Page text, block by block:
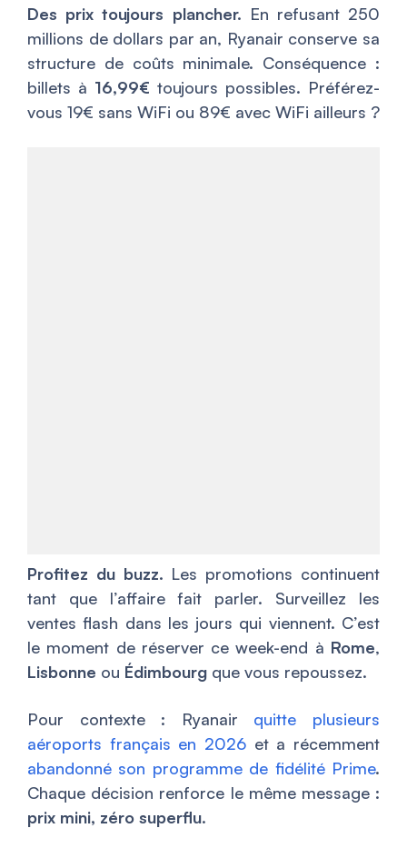
Des prix toujours plancher. En refusant 250
millions de dollars par an, Ryanair conserve sa
structure de coûts minimale. Conséquence :
billets à 16,99€ toujours possibles. Préférez-
vous 19€ sans WiFi ou 89€ avec WiFi ailleurs ?
Profitez du buzz. Les promotions continuent
tant que l’affaire fait parler. Surveillez les
ventes flash dans les jours qui viennent. C’est
le moment de réserver ce week-end à Rome,
Lisbonne ou Édimbourg que vous repoussez.
Pour contexte : Ryanair quitte plusieurs
aéroports français en 2026 et a récemment
abandonné son programme de fidélité Prime.
Chaque décision renforce le même message :
prix mini, zéro superflu.